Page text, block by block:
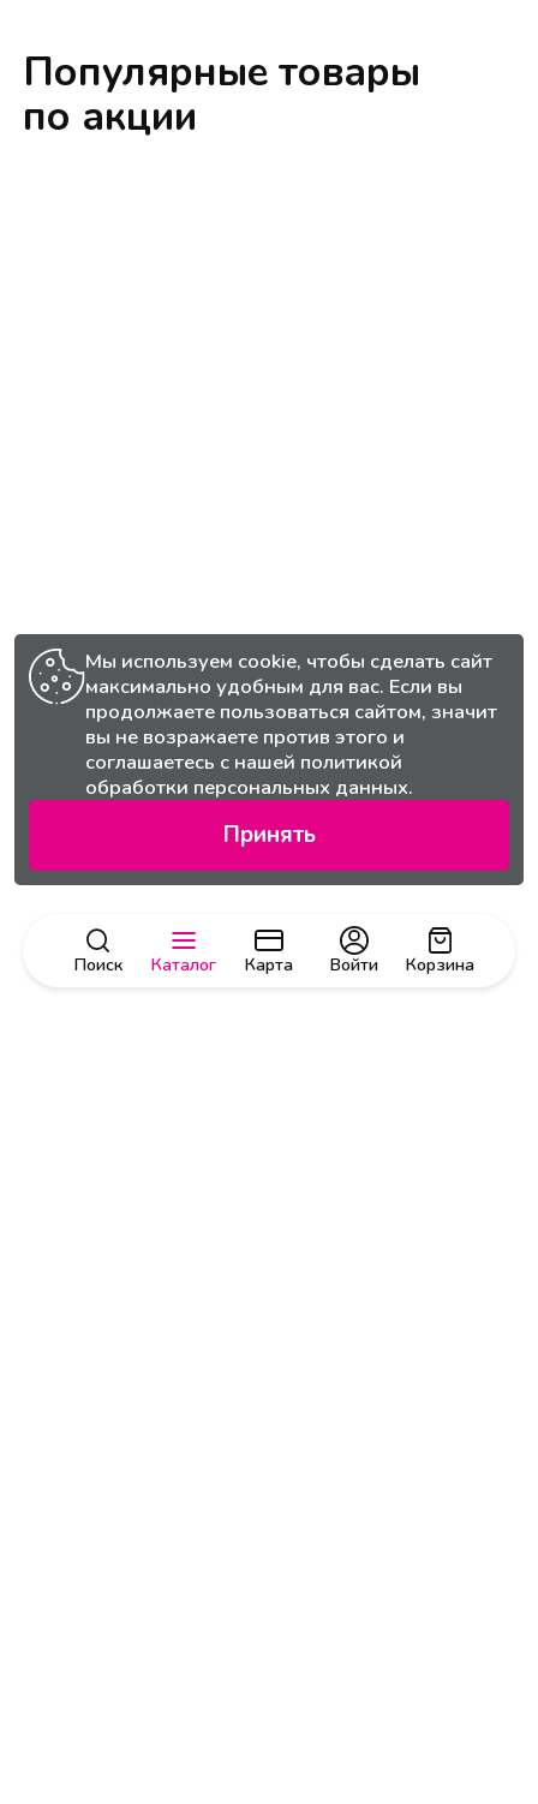
Поиск Каталог Карта Корзина
Войти
Популярные товары
по акции
Мы используем cookie, чтобы сделать сайт
максимально удобным для вас. Если вы
продолжаете пользоваться сайтом, значит
вы не возражаете против этого и
соглашаетесь с нашей политикой
обработки персональных данных.
Принять